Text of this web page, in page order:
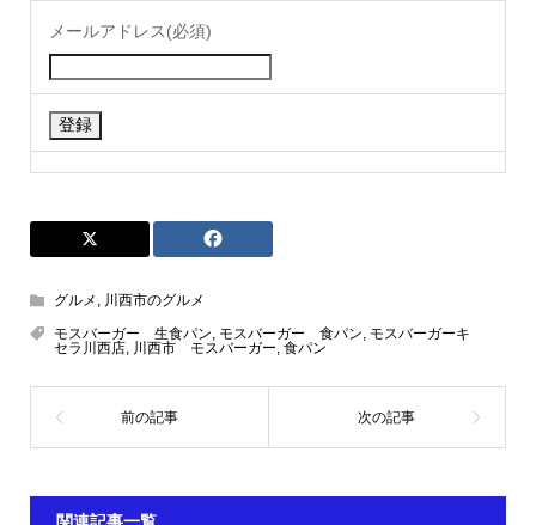
メールアドレス(必須)
グルメ , 川西市のグルメ
モスバーガー 生食パン, モスバーガー 食パン, モスバーガーキ
セラ川西店, 川西市 モスバーガー, 食パン